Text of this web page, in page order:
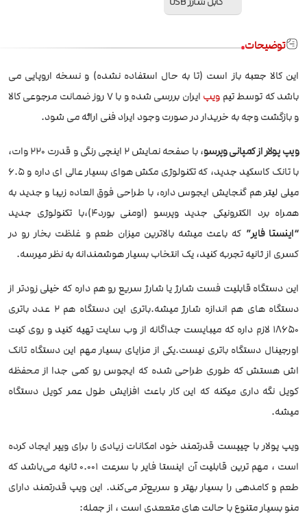
توضیحات
این کالا جعبه باز است (تا به حال استفاده نشده) و نسخه اروپایی می
باشد که توسط تیم ویپ
ایران بررسی شده و با 7 روز ضمانت مرجوعی کالا
و بازگشت وجه به خریدار در صورت وجود ایراد فنی ارائه می شود.
ویپ پولار از کمپانی وپرسو
، با صفحه نمایش 2 اینچی رنگی و قدرت 220 وات،
با تانک کاسکید جدید، که تکنولوژی مکش هوای بسیار عالی ای داره و 6.5
میلی لیتر هم گنجایش ایجوس داره، با طراحی فوق العاده زیبا و جدید به
همراه برد الکترونیکی جدید وپرسو (اومنی بورد4)،با تکنولوژی جدید
“اینستا فایر” که باعث میشه بالاترین میزان طعم و غلظت بخار رو در
کسری از ثانیه تجربه کنید، یک انتخاب بسیار هوشمندانه به نظر میرسه.
این دستگاه قابلیت فست شارژ یا شارژ سریع رو هم داره که خیلی زودتر از
دستگاه های هم اندازه شارژ میشه.باتری این دستگاه هم 2 عدد باتری
18650 لازم داره که میبایست جداگانه از وب سایت تهیه کنید و روی کیت
اورجینال دستگاه باتری نیست.یکی از مزایای بسیار مهم این دستگاه تانک
اش هستش که طوری طراحی شده که ایجوس رو کمی جدا از محفظه
کویل نگه داری میکنه که این کار باعث افزایش طول عمر کویل دستگاه
میشه.
ویپ پولار با چیپست قدرتمند خود امکانات زیادی را برای ویپر ایجاد کرده
است ، مهم ترین قابلیت آن اینستا فایر با سرعت 0.001 ثانیه می‌باشد که
طعم و کامدهی را بسیار بهتر و سریع‌تر می‌کند. این ویپ قدرتمند دارای
منو بسیار متنوع با حالت های متععدی است ، از جمله: